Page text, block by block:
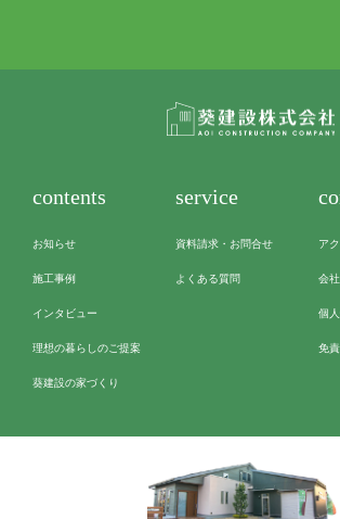
contents
お知らせ
施工事例
インタビュー
理想の暮らしのご提案
葵建設の家づくり
service
資料請求・お問合せ
よくある質問
ア
会
個
免